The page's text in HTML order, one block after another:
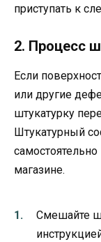
приступать к
2. Процесс
Если
или другие
штукатурку
Штукатурный
магазине.
Смешайте